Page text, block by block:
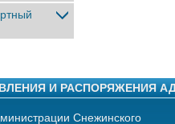
И РАСПОРЯЖЕНИЯ
Снежинского